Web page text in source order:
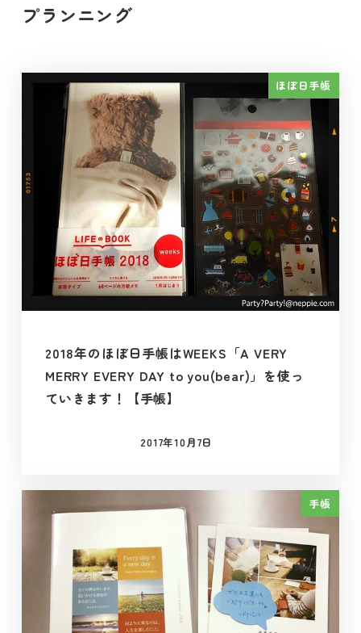
プランニング
ほぼ日手帳
2018年のほぼ日手帳はWEEKS「A VERY
MERRY EVERY DAY to you(bear)」を使っ
ていきます！【手帳】
投稿日
2017年10月7日
手帳